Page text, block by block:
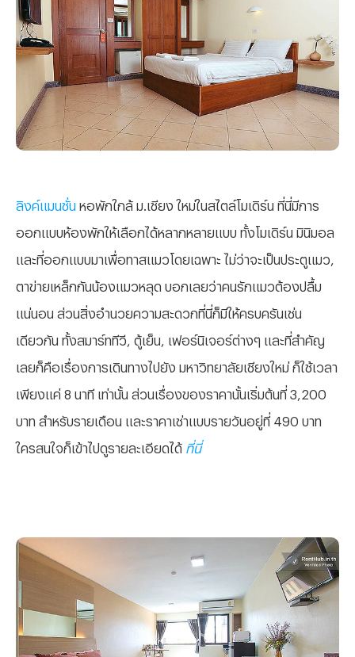
ลิงค์แมนชั่น หอพักใกล้ ม.เชียง ใหม่ในสไตล์โมเดิร์น ที่นี่มีการ
ออกแบบห้องพักให้เลือกได้หลากหลายแบบ ทั้งโมเดิร์น มินิมอล
และที่ออกแบบมาเพื่อทาสแมวโดยเฉพาะ ไม่ว่าจะเป็นประตูแมว,
ตาข่ายเหล็กกันน้องแมวหลุด บอกเลยว่าคนรักแมวต้องปลื้ม
แน่นอน ส่วนสิ่งอำนวยความสะดวกที่นี่ก็มีให้ครบครันเช่น
เดียวกัน ทั้งสมาร์ททีวี, ตู้เย็น, เฟอร์นิเจอร์ต่างๆ และที่สำคัญ
เลยก็คือเรื่องการเดินทางไปยัง มหาวิทยาลัยเชียงใหม่ ก็ใช้เวลา
เพียงแค่ 8 นาที เท่านั้น ส่วนเรื่องของราคานั้นเริ่มต้นที่ 3,200
บาท สำหรับรายเดือน และราคาเช่าแบบรายวันอยู่ที่ 490 บาท
ใครสนใจก็เข้าไปดูรายละเอียดได้ ที่นี่